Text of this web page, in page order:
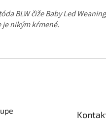
BLW čiže Baby Led
je nikým kŕmené.